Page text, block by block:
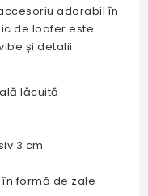
adorabil în
de loafer este
și detalii
lăcuită
3 cm
formă de zale